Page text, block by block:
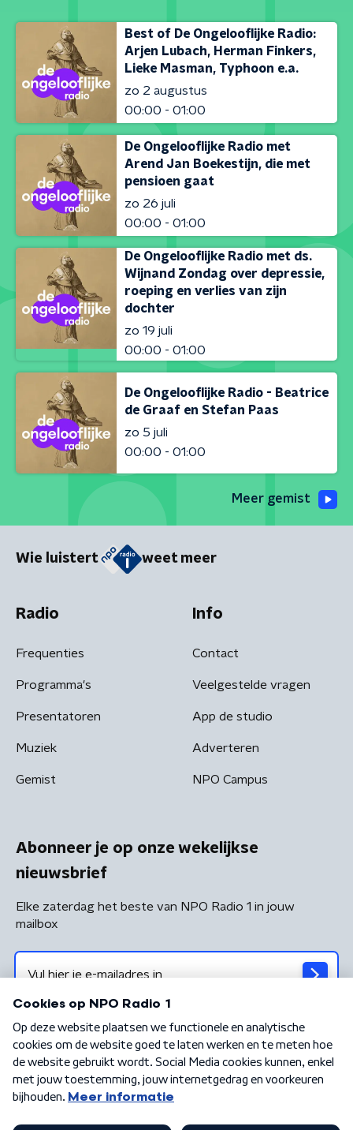
Best of De Ongelooflijke Radio:
Arjen Lubach, Herman Finkers,
Lieke Masman, Typhoon e.a.
zo 2 augustus
00:00 - 01:00
De Ongelooflijke Radio met
Arend Jan Boekestijn, die met
pensioen gaat
zo 26 juli
00:00 - 01:00
De Ongelooflijke Radio met ds.
Wijnand Zondag over depressie,
roeping en verlies van zijn
dochter
zo 19 juli
00:00 - 01:00
De Ongelooflijke Radio - Beatrice
de Graaf en Stefan Paas
zo 5 juli
00:00 - 01:00
Meer gemist
Wie luistert weet meer
Radio
Frequenties
Programma's
Presentatoren
Muziek
Gemist
Info
Contact
Veelgestelde vragen
App de studio
Adverteren
NPO Campus
Abonneer je op onze wekelijkse
nieuwsbrief
Elke zaterdag het beste van NPO Radio 1 in jouw
mailbox
Algemene voorwaarden